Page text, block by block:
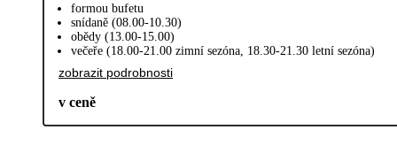
formou bufetu
snídaně (08.00-10.30)
obědy (13.00-15.00)
večeře (18.00-21.00 zimní sezóna, 18.30-21.30 letní sezóna)
zobrazit podrobnosti
v ceně